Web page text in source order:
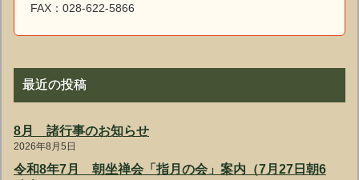
FAX：028-622-5866
最近の投稿
8月 諸行事のお知らせ
2026年8月5日
令和8年7月 朝坐禅会「指月の会」案内（7月27日朝6